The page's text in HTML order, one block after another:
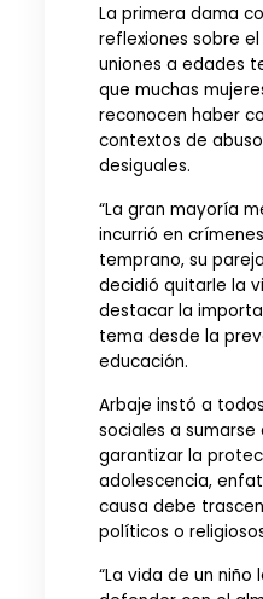
La primera dama
reflexiones sobre
uniones a edades
que muchas
reconocen haber
contextos de
desiguales.
“La gran mayoría
incurrió en
temprano, su
decidió quitarle la
destacar la
tema desde la
educación.
Arbaje instó a
sociales a
garantizar la
adolescencia,
causa debe
políticos o
“La vida de un